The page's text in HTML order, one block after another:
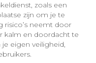
zoals een
zijn om je te
risico’s neemt door
kalm en doordacht te
eigen veiligheid,